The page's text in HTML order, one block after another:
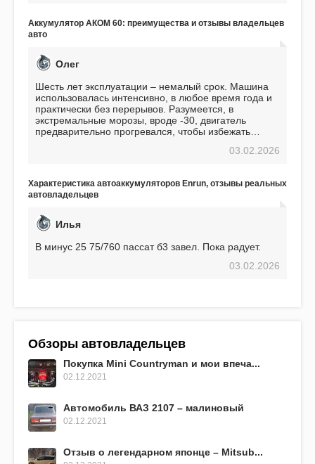
Аккумулятор АКОМ 60: преимущества и отзывы владельцев
авто
Олег
Шесть лет эксплуатации – немалый срок. Машина
использовалась интенсивно, в любое время года и
практически без перерывов. Разумеется, в
экстремальные морозы, вроде -30, двигатель
предварительно прогревался, чтобы избежать
использования не было ни единой поломки,
EFB 75. Судя по характеристикам, он даже
превосходит предыдущую модель.
03.02.2026
Характеристика автоаккумуляторов Enrun, отзывы реальных
автовладельцев
Илья
В минус 25 75/760 пассат б3 завел. Пока радует.
03.02.2026
Обзоры автовладельцев
Покупка Mini Countryman и мои впеча...
02.12.2021
Автомобиль ВАЗ 2107 – малиновый
02.12.2021
Отзыв о легендарном японце – Mitsub...